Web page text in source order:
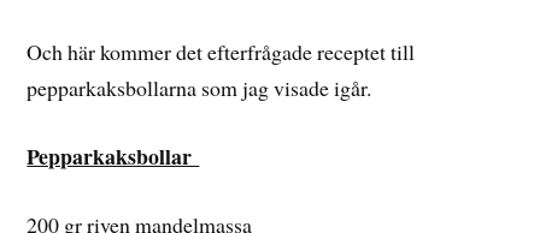
Och här kommer det efterfrågade receptet till
pepparkaksbollarna som jag visade igår.
Pepparkaksbollar
200 gr riven mandelmassa